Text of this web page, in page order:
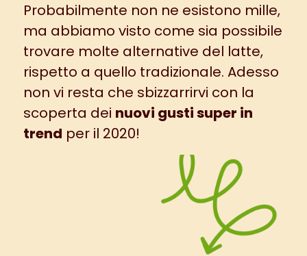
Probabilmente non ne esistono mille,
ma abbiamo visto come sia possibile
trovare molte alternative del latte,
rispetto a quello tradizionale. Adesso
non vi resta che sbizzarrirvi con la
scoperta dei nuovi gusti super in
trend per il 2020!